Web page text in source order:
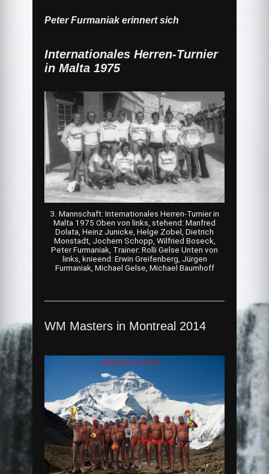
Peter Furmaniak erinnert sich
Internationales Herren-Turnier
in Malta 1975
3. Mannschaft: Internationales Herren-Turnier in
Malta 1975 Oben von links, stehend: Manfred
Dolata, Heinz Junicke, Helge Zobel, Dietrich
Monstadt, Jochem Schopp, Wilfried Boseck,
Peter Furmaniak, Trainer: Rolli Gelse Unten von
links, knieend: Erwin Greifenberg, Jürgen
Furmaniak, Michael Gelse, Michael Baumhoff
WM Masters in Montreal 2014